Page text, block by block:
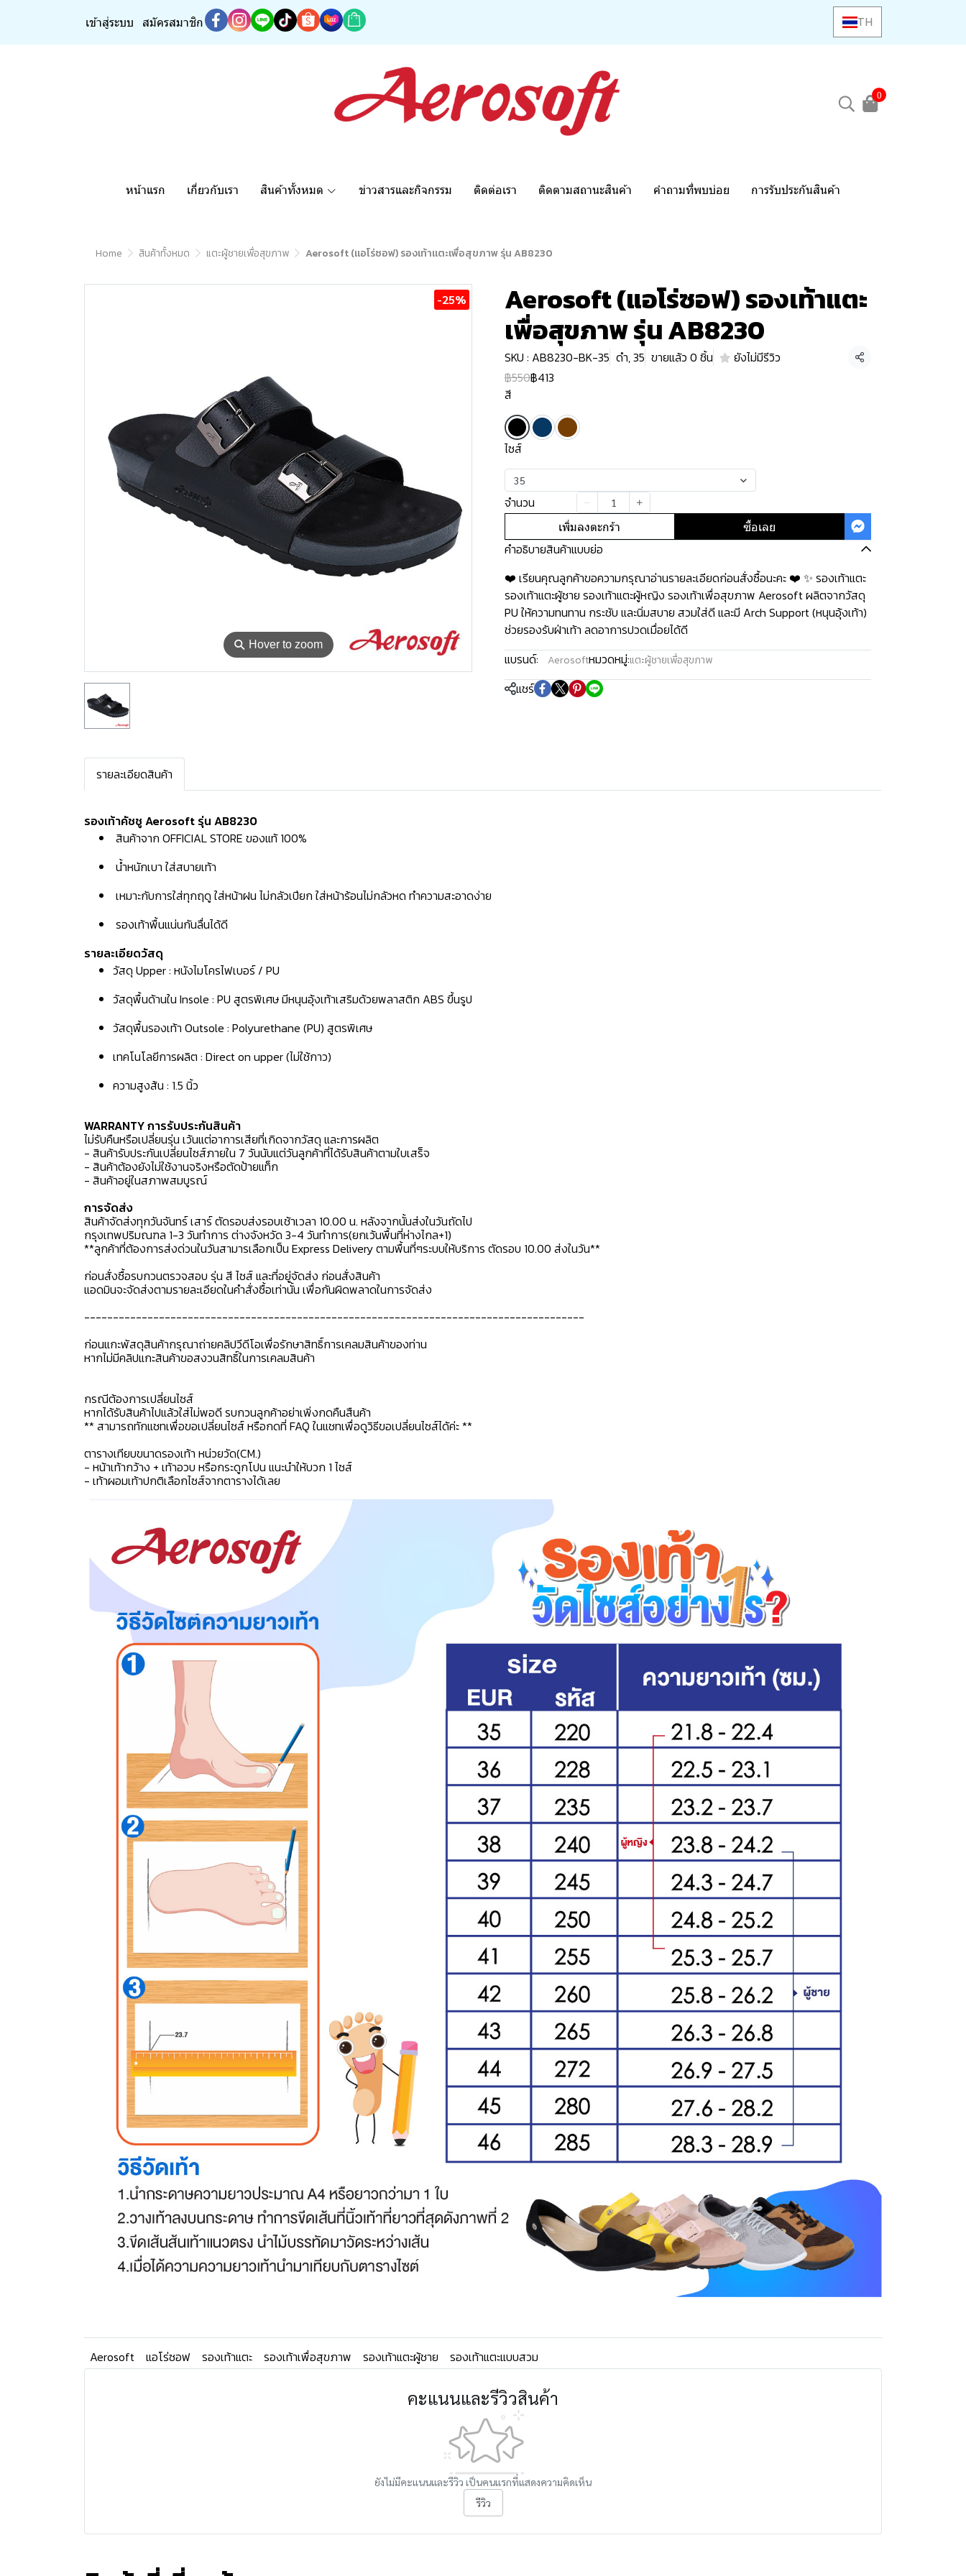
เข้าสู่ระบบ สมัครสมาชิก TH
0
หน้าแรก เกี่ยวกับเรา สินค้าทั้งหมด ข่าวสารและกิจกรรม ติดต่อเรา ติดตามสถานะสินค้า คำถามที่พบบ่อย การรับประกันสินค้า
Home สินค้าทั้งหมด แตะผู้ชายเพื่อสุขภาพ Aerosoft (แอโร่ซอฟ) รองเท้าแตะเพื่อสุขภาพ รุ่น AB8230
⚲ Hover to zoom
-25% Aerosoft (แอโร่ซอฟ) รองเท้าแตะ
เพื่อสุขภาพ รุ่น AB8230
SKU : AB8230-BK-35 ดำ, 35 ขายแล้ว 0 ชิ้น ยังไม่มีรีวิว แชร์
฿550฿413
สี
ไซส์
35
จำนวน
เพิ่มลงตะกร้า ซื้อเลย
คำอธิบายสินค้าแบบย่อ
❤️ เรียนคุณลูกค้าขอความกรุณาอ่านรายละเอียดก่อนสั่งซื้อนะคะ️️ ️❤️ ✨ รองเท้าแตะ
รองเท้าแตะผู้ชาย รองเท้าแตะผู้หญิง รองเท้าเพื่อสุขภาพ Aerosoft ผลิตจากวัสดุ
PU ให้ความทนทาน กระชับ และนิ่มสบาย สวมใส่ดี และมี Arch Support (หนุนอุ้งเท้า)
ช่วยรองรับฝ่าเท้า ลดอาการปวดเมื่อยได้ดี
แบรนด์:
Aerosoftหมวดหมู่:แตะผู้ชายเพื่อสุขภาพ
แชร์
รายละเอียดสินค้า
รองเท้าคัชชู Aerosoft รุ่น AB8230
สินค้าจาก OFFICIAL STORE ของแท้ 100%
น้ำหนักเบา ใส่สบายเท้า
เหมาะกับการใส่ทุกฤดู ใส่หน้าฝน ไม่กลัวเปียก ใส่หน้าร้อนไม่กลัวหด ทำความสะอาดง่าย
รองเท้าพื้นแน่นกันลื่นได้ดี
รายละเอียดวัสดุ
วัสดุ Upper : หนังไมโครไฟเบอร์ / PU
วัสดุพื้นด้านใน Insole : PU สูตรพิเศษ มีหนุนอุ้งเท้าเสริมด้วยพลาสติก ABS ขึ้นรูป
วัสดุพื้นรองเท้า Outsole : Polyurethane (PU) สูตรพิเศษ
เทคโนโลยีการผลิต : Direct on upper (ไม่ใช้กาว)
ความสูงส้น : 1.5 นิ้ว
WARRANTY การรับประกันสินค้า
ไม่รับคืนหรือเปลี่ยนรุ่น เว้นแต่อาการเสียที่เกิดจากวัสดุ และการผลิต
- สินค้ารับประกันเปลี่ยนไซส์ภายใน 7 วันนับแต่วันลูกค้าที่ได้รับสินค้าตามใบเสร็จ
- สินค้าต้องยังไม่ใช้งานจริงหรือตัดป้ายแท็ก
- สินค้าอยู่ในสภาพสมบูรณ์
การจัดส่ง
สินค้าจัดส่งทุกวันจันทร์ เสาร์ ตัดรอบส่งรอบเช้าเวลา 10.00 น. หลังจากนั้นส่งในวันถัดไป
กรุงเทพปริมณฑล 1-3 วันทำการ ต่างจังหวัด 3-4 วันทำการ(ยกเว้นพื้นที่ห่างไกล+1)
**ลูกค้าที่ต้องการส่งด่วนในวันสามารเลือกเป็น Express Delivery ตามพื้นที่ๆระบบให้บริการ ตัดรอบ 10.00 ส่งในวัน**
ก่อนสั่งซื้อรบกวนตรวจสอบ รุ่น สี ไซส์ และที่อยู่จัดส่ง ก่อนสั่งสินค้า
แอดมินจะจัดส่งตามรายละเอียดในคำสั่งซื้อเท่านั้น เพื่อกันผิดพลาดในการจัดส่ง
---------------------------------------------------------------------------------------
ก่อนแกะพัสดุสินค้ากรุณาถ่ายคลิปวีดีโอเพื่อรักษาสิทธิ์การเคลมสินค้าของท่าน
หากไม่มีคลิปแกะสินค้าขอสงวนสิทธิ์ในการเคลมสินค้า
กรณีต้องการเปลี่ยนไซส์
หากได้รับสินค้าไปแล้วใส่ไม่พอดี รบกวนลูกค้าอย่าเพิ่งกดคืนสืนค้า
** สามารถทักแชทเพื่อขอเปลี่ยนไซส์ หรือกดที่ FAQ ในแชทเพื่อดูวิธีขอเปลี่ยนไซส์ได้ค่ะ **
ตารางเทียบขนาดรองเท้า หน่วยวัด(CM.)
- หน้าเท้ากว้าง + เท้าอวบ หรือกระดูกโปน แนะนำให้บวก 1 ไซส์
- เท้าผอมเท้าปกติเลือกไซส์จากตารางได้เลย
Aerosoft แอโร่ซอฟ รองเท้าแตะ รองเท้าเพื่อสุขภาพ รองเท้าแตะผู้ชาย รองเท้าแตะแบบสวม
คะแนนและรีวิวสินค้า
ยังไม่มีคะแนนและรีวิว เป็นคนแรกที่แสดงความคิดเห็น
รีวิว